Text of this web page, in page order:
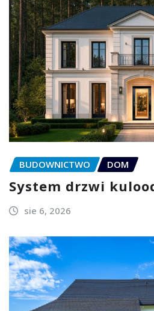
BUDOWNICTWO DOM
System drzwi
sie 6, 2026